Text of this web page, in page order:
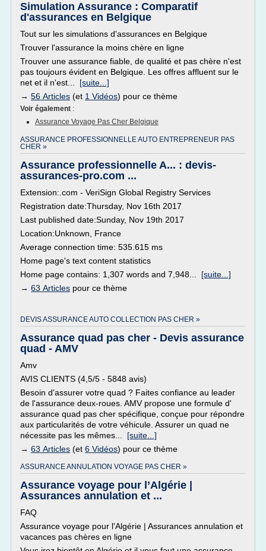
Simulation Assurance : Comparatif
d'assurances en Belgique
Tout sur les simulations d'assurances en Belgique
Trouver l'assurance la moins chère en ligne
Trouver une assurance fiable, de qualité et pas chère n'est
pas toujours évident en Belgique. Les offres affluent sur le
net et il n'est... [suite...]
→ 56 Articles (et 1 Vidéos) pour ce thème
Voir également :
Assurance Voyage Pas Cher Belgique
ASSURANCE PROFESSIONNELLE AUTO ENTREPRENEUR PAS
CHER »
Assurance professionnelle A... : devis-
assurances-pro.com ...
Extension:.com - VeriSign Global Registry Services
Registration date:Thursday, Nov 16th 2017
Last published date:Sunday, Nov 19th 2017
Location:Unknown, France
Average connection time: 535.615 ms
Home page's text content statistics
Home page contains: 1,307 words and 7,948... [suite...]
→ 63 Articles pour ce thème
DEVIS ASSURANCE AUTO COLLECTION PAS CHER »
Assurance quad pas cher - Devis assurance
quad - AMV
Amv
AVIS CLIENTS (4,5/5 - 5848 avis)
Besoin d'assurer votre quad ? Faites confiance au leader
de l'assurance deux-roues. AMV propose une formule d'
assurance quad pas cher spécifique, conçue pour répondre
aux particularités de votre véhicule. Assurer un quad ne
nécessite pas les mêmes... [suite...]
→ 63 Articles (et 6 Vidéos) pour ce thème
ASSURANCE ANNULATION VOYAGE PAS CHER »
Assurance voyage pour l’Algérie |
Assurances annulation et ...
FAQ
Assurance voyage pour l'Algérie | Assurances annulation et
vacances pas chères en ligne